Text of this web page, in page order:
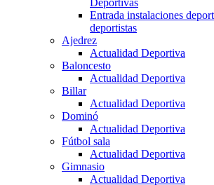
Entrada instalaciones
deportistas
Ajedrez
Actualidad Deportiva
Baloncesto
Actualidad Deportiva
Billar
Actualidad Deportiva
Dominó
Actualidad Deportiva
Fútbol sala
Actualidad Deportiva
Gimnasio
Actualidad Deportiva